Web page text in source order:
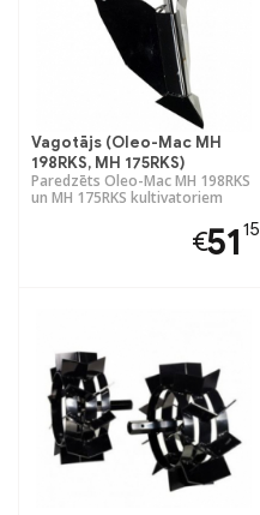
Vagotājs (Oleo-Mac MH
198RKS, MH 175RKS)
Paredzēts Oleo-Mac MH 198RKS
un MH 175RKS kultivatoriem
€51 15